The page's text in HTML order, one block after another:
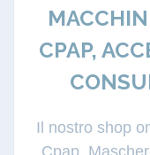
CPAP,
Il nostro shop